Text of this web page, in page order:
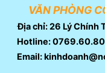
VĂN PHÒNG
Địa chỉ: 26 Lý Chính
Hotline:
Email: